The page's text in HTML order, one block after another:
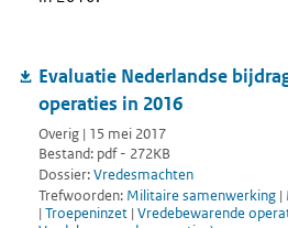
Evaluatie Nederlandse
operaties in 2016
Overig | 15 mei 2017
Bestand: pdf - 272KB
Dossier:Vredesmachten
Trefwoorden: Militaire samenwerking |
| Troepeninzet | Vredebewarende